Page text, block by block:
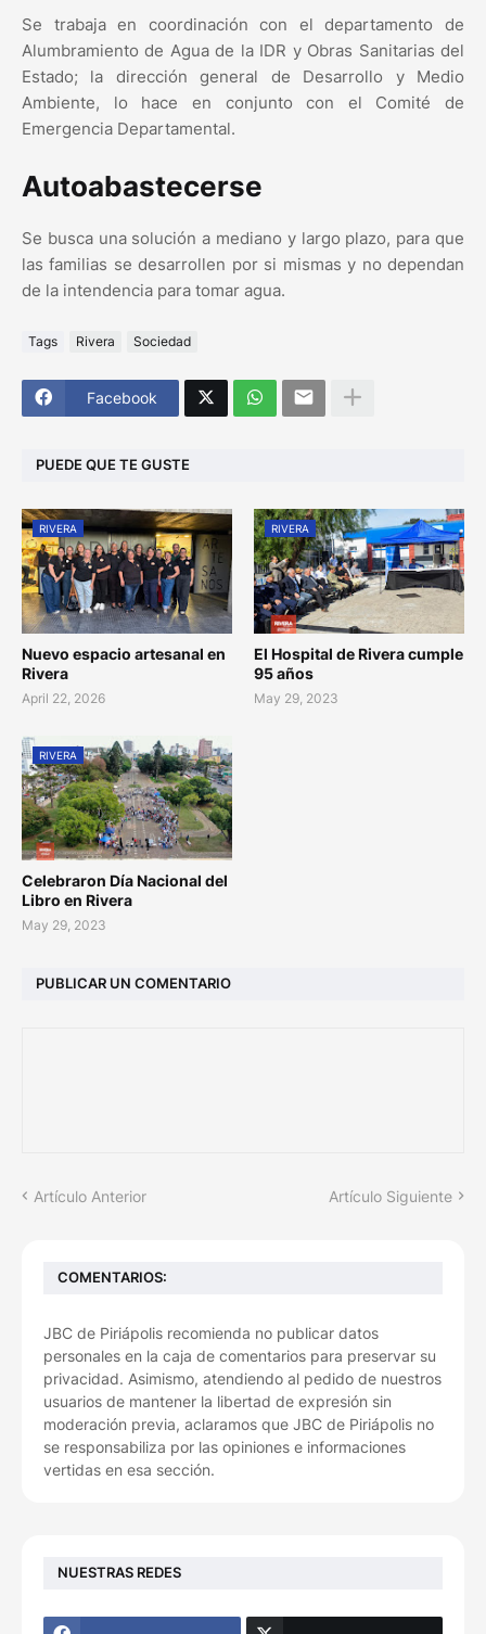
Se trabaja en coordinación con el departamento de
Alumbramiento de Agua de la IDR y Obras Sanitarias del
Estado; la dirección general de Desarrollo y Medio
Ambiente, lo hace en conjunto con el Comité de
Emergencia Departamental.
Autoabastecerse
Se busca una solución a mediano y largo plazo, para que
las familias se desarrollen por si mismas y no dependan
de la intendencia para tomar agua.
Tags Rivera Sociedad
Facebook
PUEDE QUE TE GUSTE
RIVERA
Nuevo espacio artesanal en
Rivera
April 22, 2026
RIVERA
El Hospital de Rivera cumple
95 años
May 29, 2023
RIVERA
Celebraron Día Nacional del
Libro en Rivera
May 29, 2023
PUBLICAR UN COMENTARIO
Artículo Anterior Artículo Siguiente
COMENTARIOS:
JBC de Piriápolis recomienda no publicar datos
personales en la caja de comentarios para preservar su
privacidad. Asimismo, atendiendo al pedido de nuestros
usuarios de mantener la libertad de expresión sin
moderación previa, aclaramos que JBC de Piriápolis no
se responsabiliza por las opiniones e informaciones
vertidas en esa sección.
NUESTRAS REDES